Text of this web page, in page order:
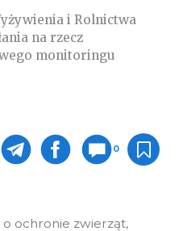
i Rolnictwa
na rzecz
monitoringu
0
ochronie zwierząt,